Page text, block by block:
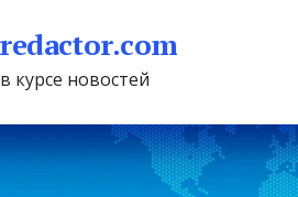
курсе новостей